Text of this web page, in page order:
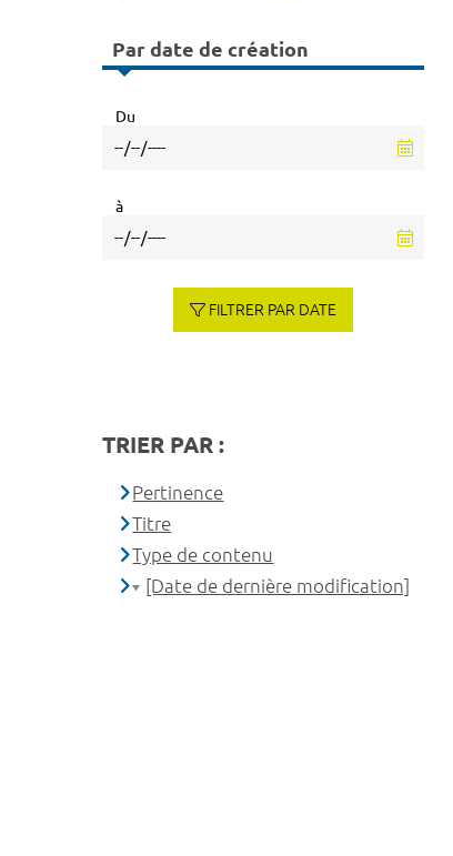
Par date de création
Du
à
FILTRER PAR DATE
TRIER PAR :
Pertinence
Titre
Type de contenu
[Date de dernière modification]